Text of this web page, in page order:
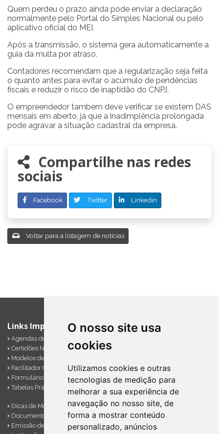
O nosso site usa
cookies
Utilizamos cookies e outras
tecnologias de medição para
melhorar a sua experiência de
navegação no nosso site, de
forma a mostrar conteúdo
personalizado, anúncios
Quem perdeu o prazo ainda pode enviar a declaração
normalmente pelo Portal do Simples Nacional ou pelo
aplicativo oficial do MEI.
Após a transmissão, o sistema gera automaticamente a
guia da multa por atraso.
Contadores recomendam que a regularização seja feita
o quanto antes para evitar o acúmulo de pendências
fiscais e reduzir o risco de inaptidão do CNPJ.
O empreendedor também deve verificar se existem DAS
mensais em aberto, já que a inadimplência prolongada
pode agravar a situação cadastral da empresa.
Compartilhe nas redes
sociais
Facebook Twitter Linkedin
Voltar para a listagem de notícias
Links Importantes
Agendas de Obrigações
Certidões Negativas
Modelos de Documentos
Facilitador Contábil
Formulários Diversos
Tabelas Práticas
Dicas de Marketing
Documentos Importantes
Emissão de Notas